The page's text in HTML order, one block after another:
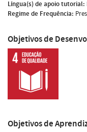
Língua(s) de apoio tutorial:
Regime de Frequência:
Objetivos de
Objetivos de